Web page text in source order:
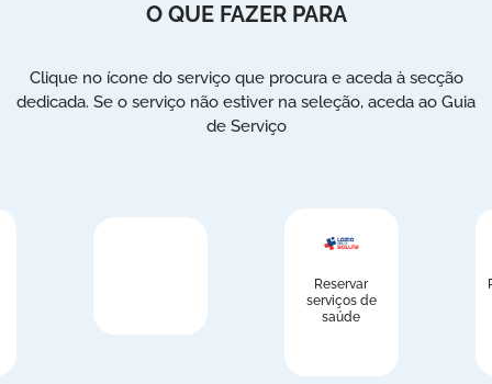
O QUE FAZER PARA
Clique no ícone do serviço que procura e aceda à secção
dedicada. Se o serviço não estiver na seleção, aceda ao Guia
de Serviço
Reservar
serviços de
saúde